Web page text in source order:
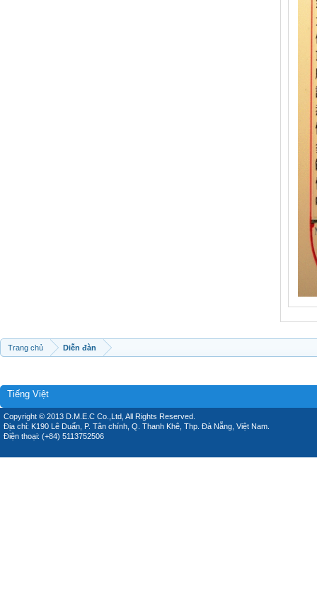
Trang chủ Diễn đàn
Tiếng Việt
Copyright © 2013 D.M.E.C Co.,Ltd, All Rights Reserved.
Địa chỉ: K190 Lê Duẩn, P. Tân chính, Q. Thanh Khê, Thp. Đà Nẵng, Việt Nam.
Điện thoại: (+84) 5113752506